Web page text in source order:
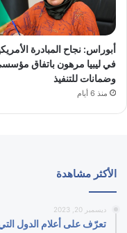
أبوراس: نجاح المبادرة
في ليبيا مرهون باتفاق
وضمانات للتنفيذ
منذ 6 أيام
الأكثر مشاهدة
ديسمبر 20, 2023
تعرّف على أعلام الدول